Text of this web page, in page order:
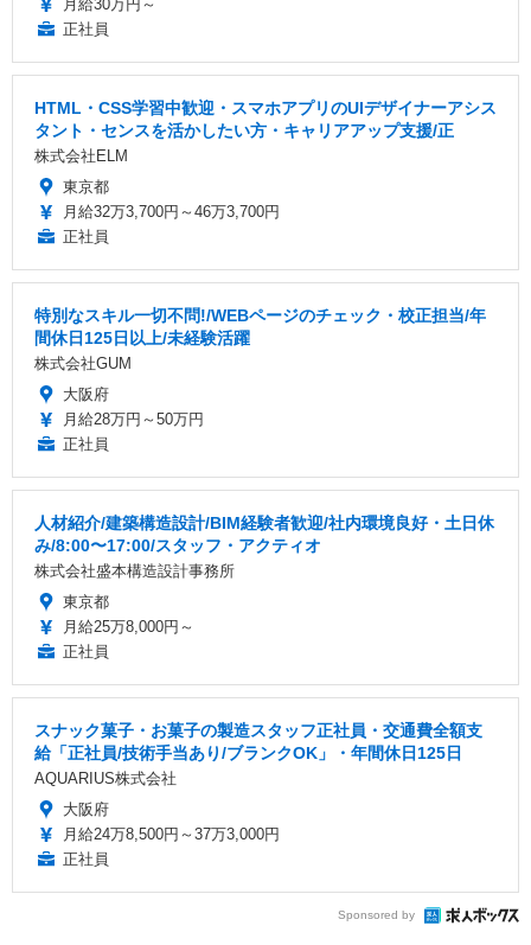
月給30万円～
正社員
HTML・CSS学習中歓迎・スマホアプリのUIデザイナーアシス
タント・センスを活かしたい方・キャリアアップ支援/正
株式会社ELM
東京都
月給32万3,700円～46万3,700円
正社員
特別なスキル一切不問!/WEBページのチェック・校正担当/年
間休日125日以上/未経験活躍
株式会社GUM
大阪府
月給28万円～50万円
正社員
人材紹介/建築構造設計/BIM経験者歓迎/社内環境良好・土日休
み/8:00〜17:00/スタッフ・アクティオ
株式会社盛本構造設計事務所
東京都
月給25万8,000円～
正社員
スナック菓子・お菓子の製造スタッフ正社員・交通費全額支
給「正社員/技術手当あり/ブランクOK」・年間休日125日
AQUARIUS株式会社
大阪府
月給24万8,500円～37万3,000円
正社員
Sponsored by